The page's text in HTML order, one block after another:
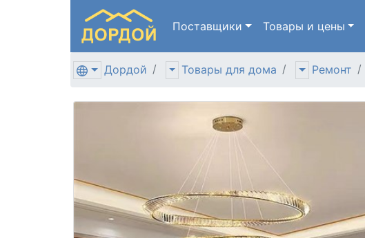
Поставщики Товары и цены
Дордой Товары для дома Ремонт